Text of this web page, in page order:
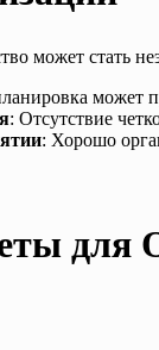
может стать
может
: Отсутствие
: Хорошо
для